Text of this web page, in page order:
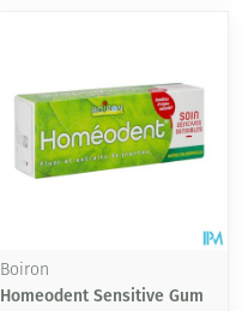
Boiron
Homeodent Sensitive Gum